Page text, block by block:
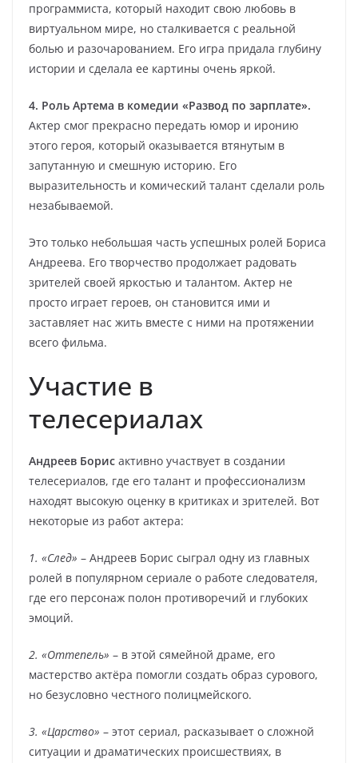
программиста, который находит свою любовь в
виртуальном мире, но сталкивается с реальной
болью и разочарованием. Его игра придала глубину
истории и сделала ее картины очень яркой.
4. Роль Артема в комедии «Развод по зарплате».
Актер смог прекрасно передать юмор и иронию
этого героя, который оказывается втянутым в
запутанную и смешную историю. Его
выразительность и комический талант сделали роль
незабываемой.
Это только небольшая часть успешных ролей Бориса
Андреева. Его творчество продолжает радовать
зрителей своей яркостью и талантом. Актер не
просто играет героев, он становится ими и
заставляет нас жить вместе с ними на протяжении
всего фильма.
Участие в
телесериалах
Андреев Борис активно участвует в создании
телесериалов, где его талант и профессионализм
находят высокую оценку в критиках и зрителей. Вот
некоторые из работ актера:
1. «След» – Андреев Борис сыграл одну из главных
ролей в популярном сериале о работе следователя,
где его персонаж полон противоречий и глубоких
эмоций.
2. «Оттепель» – в этой сямейной драме, его
мастерство актёра помогли создать образ сурового,
но безусловно честного полицмейского.
3. «Царство» – этот сериал, расказывает о сложной
ситуации и драматических происшествиях, в